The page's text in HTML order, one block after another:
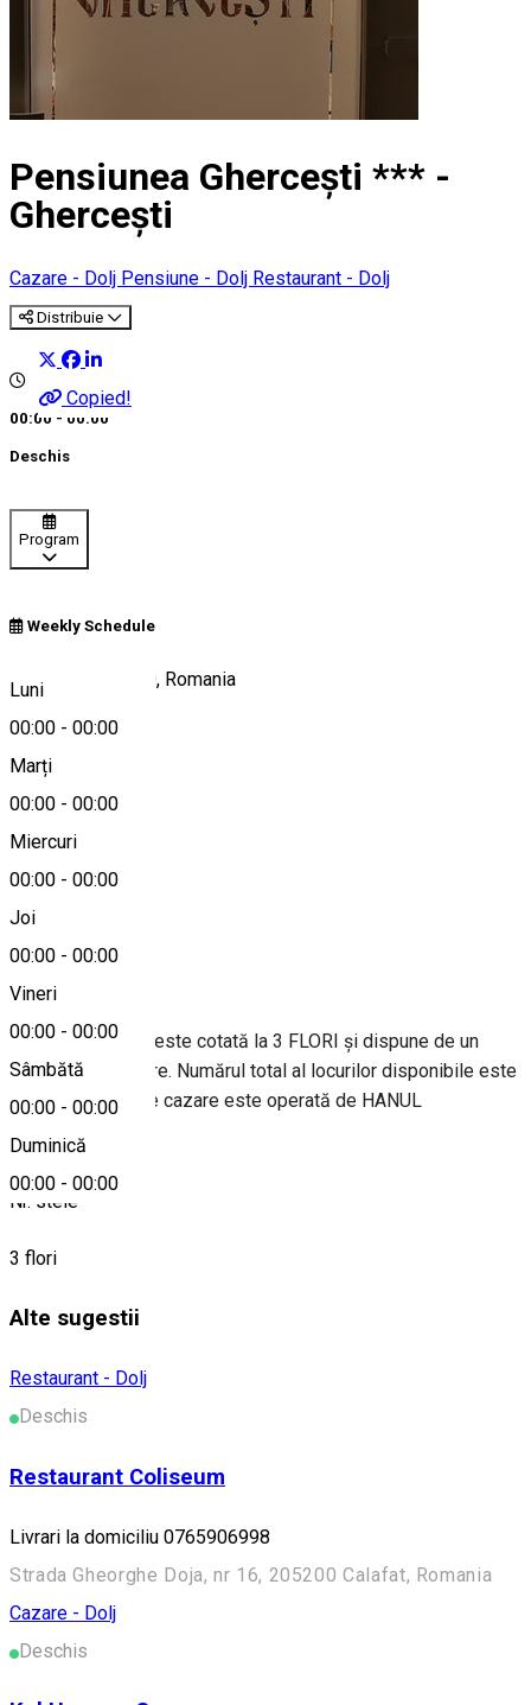
Pensiunea Ghercești *** -
Ghercești
Cazare - Dolj Pensiune - Dolj Restaurant - Dolj
Distribuie
Copied!
00:00 - 00:00
Deschis
Program
Weekly Schedule
Luni
00:00 - 00:00
Marți
00:00 - 00:00
Miercuri
00:00 - 00:00
Joi
00:00 - 00:00
Vineri
00:00 - 00:00
Sâmbătă
00:00 - 00:00
Duminică
00:00 - 00:00
Ghercești 207280, Romania
Hartă
Despre
Unitatea turistică este cotată la 3 FLORI și dispune de un
număr de 9 camere. Numărul total al locurilor disponibile este
de 21. Unitatea de cazare este operată de HANUL
Nr. stele
3 flori
Alte sugestii
Restaurant - Dolj
Deschis
Restaurant Coliseum
Livrari la domiciliu 0765906998
Strada Gheorghe Doja, nr 16, 205200 Calafat, Romania
Cazare - Dolj
Deschis